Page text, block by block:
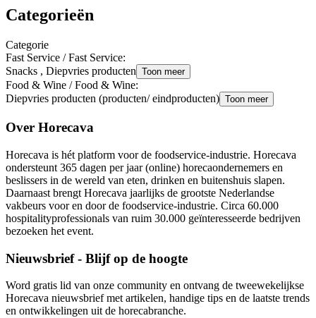
Categorieën
Categorie
Fast Service / Fast Service:
Snacks , Diepvries producten Toon meer
Food & Wine / Food & Wine:
Diepvries producten (producten/ eindproducten) Toon meer
Over Horecava
Horecava is hét platform voor de foodservice-industrie. Horecava
ondersteunt 365 dagen per jaar (online) horecaondernemers en
beslissers in de wereld van eten, drinken en buitenshuis slapen.
Daarnaast brengt Horecava jaarlijks de grootste Nederlandse
vakbeurs voor en door de foodservice-industrie. Circa 60.000
hospitalityprofessionals van ruim 30.000 geïnteresseerde bedrijven
bezoeken het event.
Nieuwsbrief - Blijf op de hoogte
Word gratis lid van onze community en ontvang de tweewekelijkse
Horecava nieuwsbrief met artikelen, handige tips en de laatste trends
en ontwikkelingen uit de horecabranche.